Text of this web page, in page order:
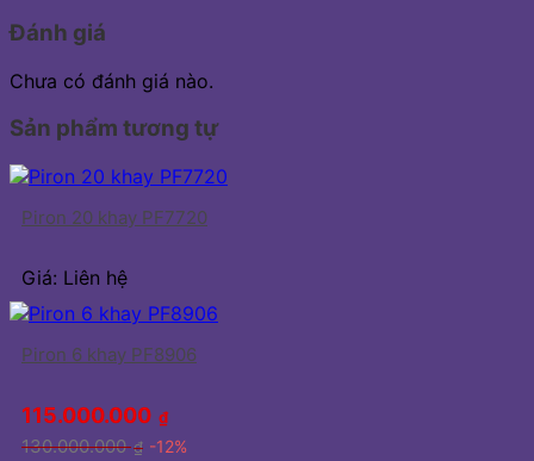
Đánh giá
Chưa có đánh giá nào.
Sản phẩm tương tự
Piron 20 khay PF7720
Giá: Liên hệ
Piron 6 khay PF8906
115.000.000 ₫
130.000.000₫ -12%